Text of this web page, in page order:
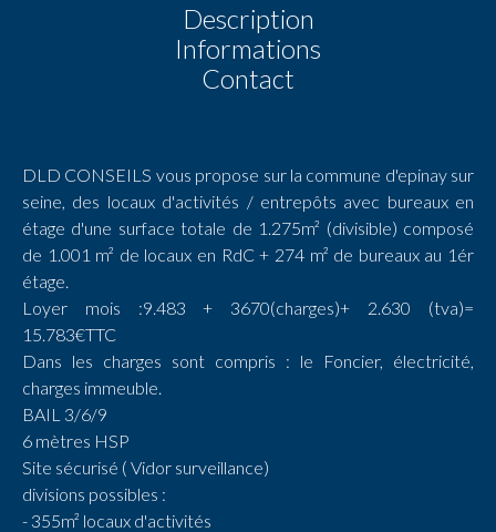
Description
Informations
Contact
DLD CONSEILS vous propose sur la commune d'epinay sur
seine, des locaux d'activités / entrepôts avec bureaux en
étage d'une surface totale de 1.275m² (divisible) composé
de 1.001 m² de locaux en RdC + 274 m² de bureaux au 1ér
étage.
Loyer mois :9.483 + 3670(charges)+ 2.630 (tva)=
15.783€TTC
Dans les charges sont compris : le Foncier, électricité,
charges immeuble.
BAIL 3/6/9
6 mètres HSP
Site sécurisé ( Vidor surveillance)
divisions possibles :
- 355m² locaux d'activités